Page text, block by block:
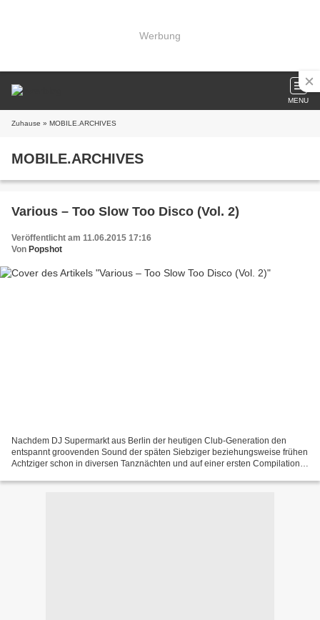
Werbung
MENU
Zuhause » MOBILE.ARCHIVES
MOBILE.ARCHIVES
Various – Too Slow Too Disco (Vol. 2)
Veröffentlicht am 11.06.2015 17:16
Von Popshot
Nachdem DJ Supermarkt aus Berlin der heutigen Club-Generation den
entspannt groovenden Sound der späten Siebziger beziehungsweise frühen
Achtziger schon in diversen Tanznächten und auf einer ersten Compilation